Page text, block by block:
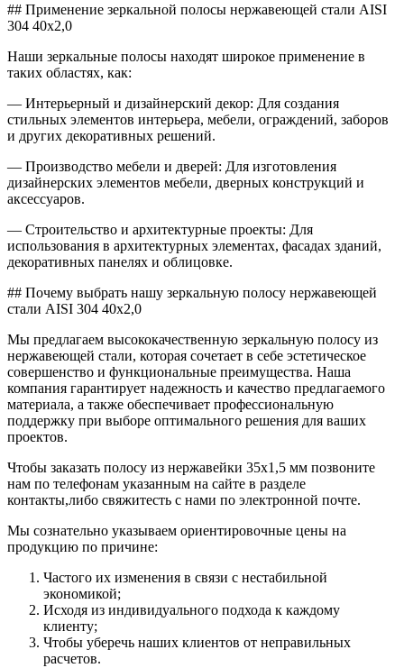
## Применение зеркальной полосы нержавеющей стали AISI
304 40х2,0
Наши зеркальные полосы находят широкое применение в
таких областях, как:
— Интерьерный и дизайнерский декор: Для создания
стильных элементов интерьера, мебели, ограждений, заборов
и других декоративных решений.
— Производство мебели и дверей: Для изготовления
дизайнерских элементов мебели, дверных конструкций и
аксессуаров.
— Строительство и архитектурные проекты: Для
использования в архитектурных элементах, фасадах зданий,
декоративных панелях и облицовке.
## Почему выбрать нашу зеркальную полосу нержавеющей
стали AISI 304 40х2,0
Мы предлагаем высококачественную зеркальную полосу из
нержавеющей стали, которая сочетает в себе эстетическое
совершенство и функциональные преимущества. Наша
компания гарантирует надежность и качество предлагаемого
материала, а также обеспечивает профессиональную
поддержку при выборе оптимального решения для ваших
проектов.
Чтобы заказать полосу из нержавейки 35х1,5 мм позвоните
нам по телефонам указанным на сайте в разделе
контакты,либо свяжитесть с нами по электронной почте.
Мы сознательно указываем ориентировочные цены на
продукцию по причине:
Частого их изменения в связи с нестабильной
экономикой;
Исходя из индивидуального подхода к каждому
клиенту;
Чтобы уберечь наших клиентов от неправильных
расчетов.